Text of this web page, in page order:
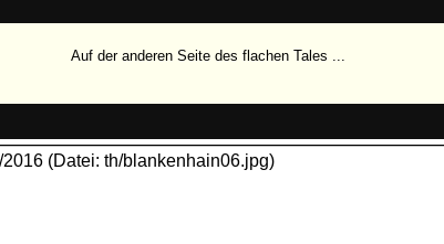
Auf der anderen Seite des flachen Tales ...